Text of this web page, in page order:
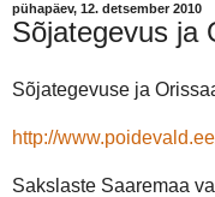
pühapäev, 12. detsember 2010
Sõjategevus ja
Sõjategevuse ja
http://
Sakslaste Saaremaa